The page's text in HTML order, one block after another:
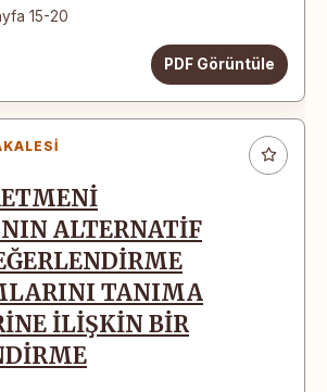
15-20
PDF Görüntüle
ALTERNATİF
TANIMA
İLİŞKİN BİR